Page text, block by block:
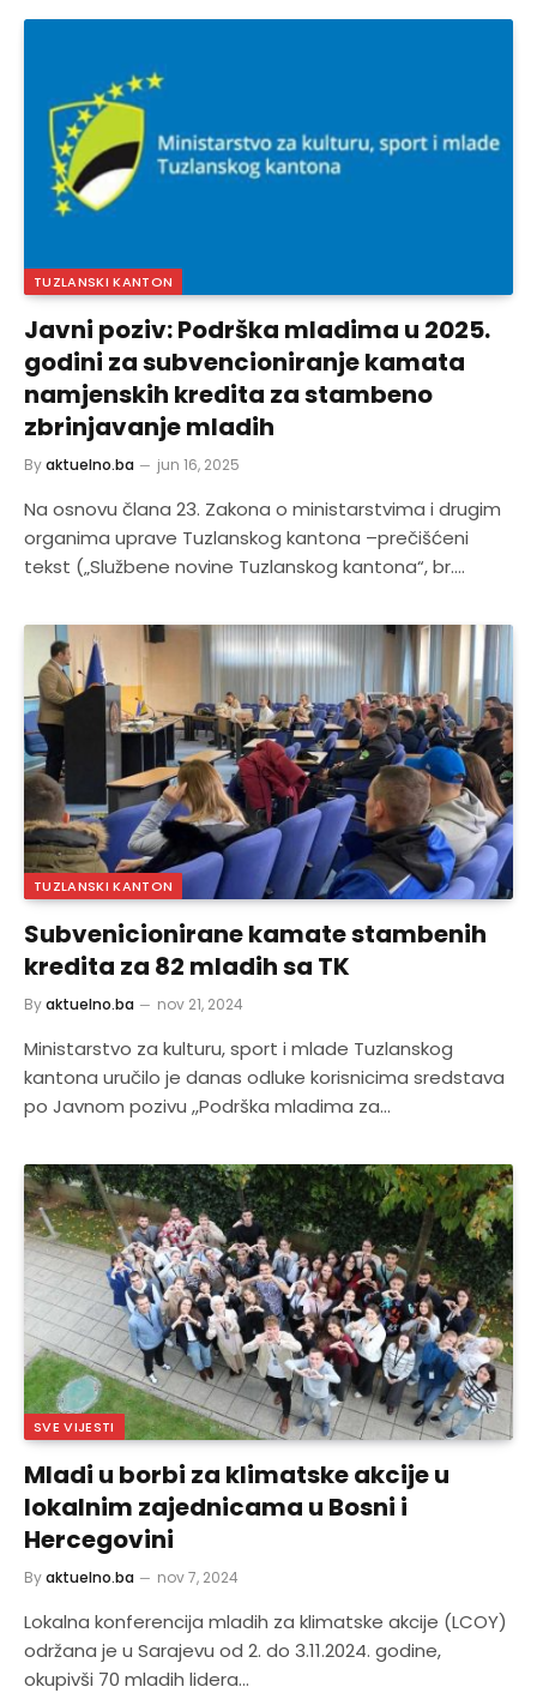
TUZLANSKI KANTON
Javni poziv: Podrška mladima u 2025.
godini za subvencioniranje kamata
namjenskih kredita za stambeno
zbrinjavanje mladih
Byaktuelno.ba jun 16, 2025
Na osnovu člana 23. Zakona o ministarstvima i drugim
organima uprave Tuzlanskog kantona –prečišćeni
tekst („Službene novine Tuzlanskog kantona“, br.…
TUZLANSKI KANTON
Subvenicionirane kamate stambenih
kredita za 82 mladih sa TK
Byaktuelno.ba nov 21, 2024
Ministarstvo za kulturu, sport i mlade Tuzlanskog
kantona uručilo je danas odluke korisnicima sredstava
po Javnom pozivu ,,Podrška mladima za…
SVE VIJESTI
Mladi u borbi za klimatske akcije u
lokalnim zajednicama u Bosni i
Hercegovini
Byaktuelno.ba nov 7, 2024
Lokalna konferencija mladih za klimatske akcije (LCOY)
održana je u Sarajevu od 2. do 3.11.2024. godine,
okupivši 70 mladih lidera…